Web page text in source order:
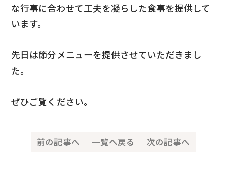
な行事に合わせて工夫を凝らした食事を提供して
います。
先日は節分メニューを提供させていただきまし
た。
ぜひご覧ください。
前の記事へ 一覧へ戻る 次の記事へ